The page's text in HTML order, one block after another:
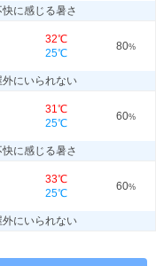
に感じる暑さ
32℃
25℃
80%
にいられない
31℃
25℃
60%
に感じる暑さ
33℃
25℃
60%
にいられない